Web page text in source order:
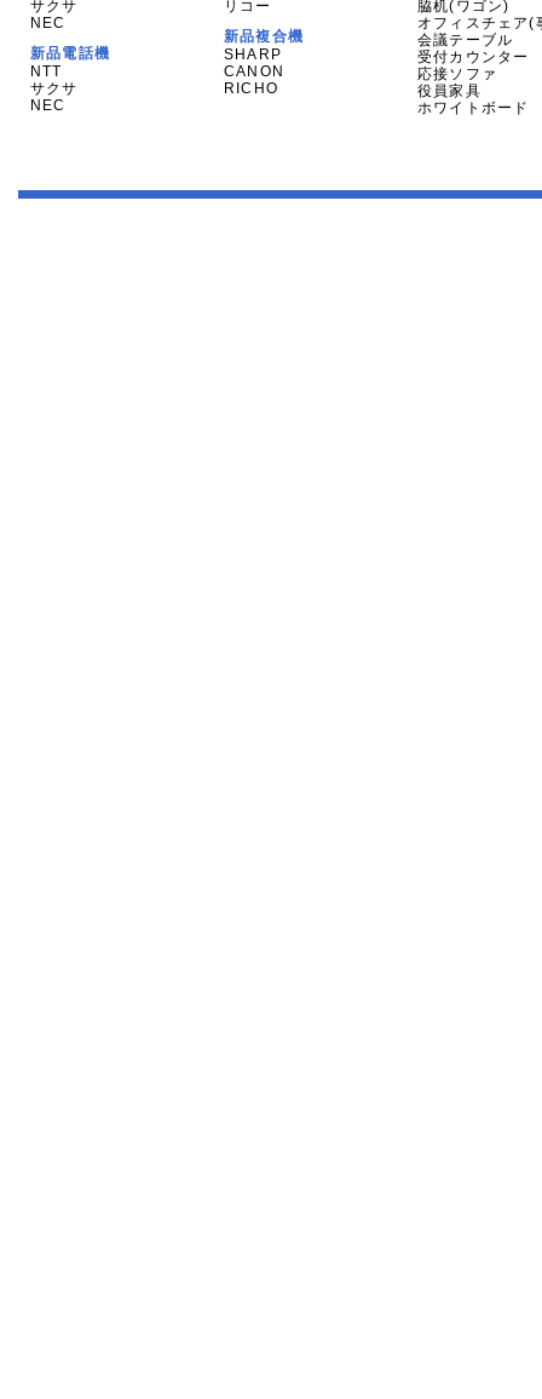
サクサ
NEC
新品電話機
NTT
サクサ
NEC
リコー
新品複合機
SHARP
CANON
RICHO
脇机(ワゴン)
オフィスチェア(
会議テーブル
受付カウンター
応接ソファ
役員家具
ホワイトボード